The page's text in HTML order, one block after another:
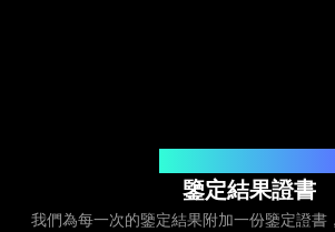
鑒定結果證書
我們為每一次的鑒定結果附加一份鑒定證書